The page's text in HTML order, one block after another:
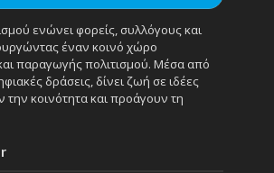
ενώνει φορείς, συλλόγους και
έναν κοινό χώρο
παραγωγής πολιτισμού. Μέσα από
δράσεις, δίνει ζωή σε ιδέες
την κοινότητα και προάγουν τη